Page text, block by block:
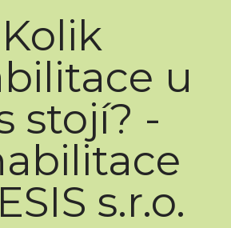
Kolik
u
stojí? -
s.r.o.